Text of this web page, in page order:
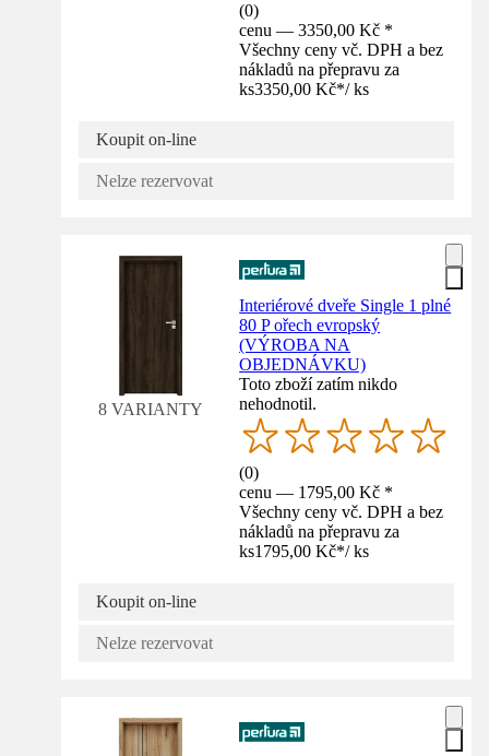
(0)
cenu — 3350,00 Kč *
Všechny ceny vč. DPH a bez
nákladů na přepravu za
ks3350,00 Kč*/ ks
Koupit on-line
Nelze rezervovat
8 VARIANTY
Interiérové dveře Single 1 plné
80 P ořech evropský
(VÝROBA NA
OBJEDNÁVKU)
Toto zboží zatím nikdo
nehodnotil.
(0)
cenu — 1795,00 Kč *
Všechny ceny vč. DPH a bez
nákladů na přepravu za
ks1795,00 Kč*/ ks
Koupit on-line
Nelze rezervovat